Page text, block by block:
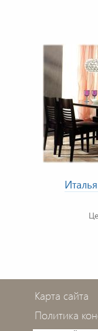
Карта сайта
Политика